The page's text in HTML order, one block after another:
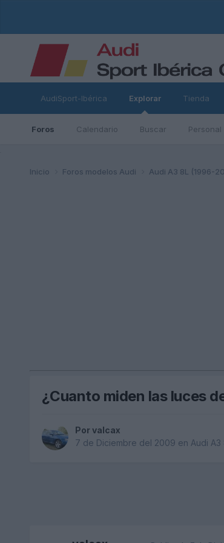
AudiSport-Ibérica Explorar
Foros Calendario Buscar Personal
Tienda
Inicio Foros modelos Audi Audi A3 8L (1996-
¿Cuanto miden las luces
Porvalcax
7 de Diciembre del 2009 en Audi